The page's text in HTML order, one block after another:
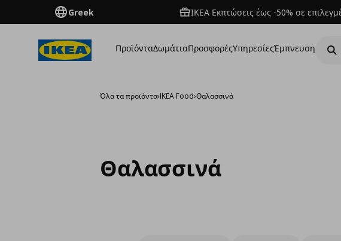
Greek ΙΚΕΑ Εκπτώσεις έως -50% σε
ΠροϊόνταΔωμάτιαΠροσφορέςΥπηρεσίεςΈμπνευση
Όλα τα προϊόντα›IKEA Food›Θαλασσινά
Θαλασσινά